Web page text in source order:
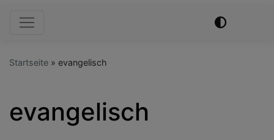
Hauptnavigation
Startseite evangelisch
evangelisch